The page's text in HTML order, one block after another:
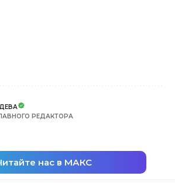
РЕДАКТОРА
нас в МАКС